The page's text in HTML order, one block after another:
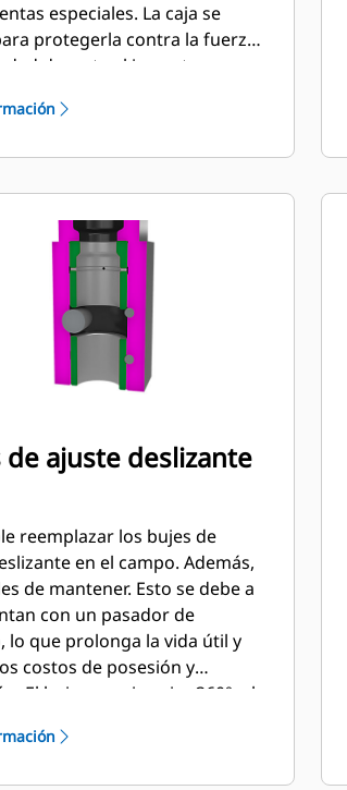
especiales. La caja se
protegerla contra la fuerza
durante el impacto, pero
hidráulicas y de descarga
un monitoreo rápido de la
del rompedor.
de ajuste deslizante
reemplazar los bujes de
en el campo. Además,
de mantener. Esto se debe a
con un pasador de
lo que prolonga la vida útil y
costos de posesión y
El buje superior gira 360°, el
90°.